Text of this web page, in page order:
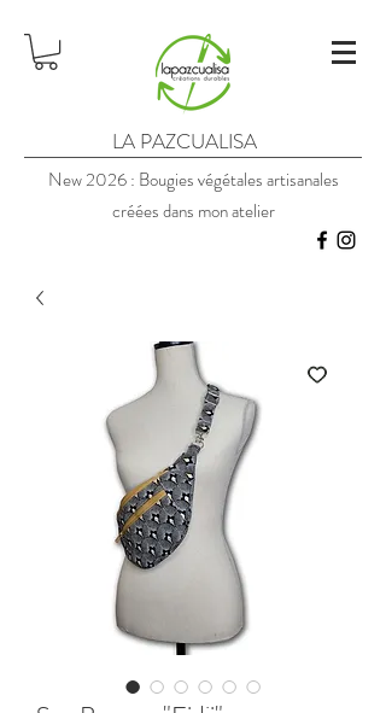
LA PAZCUALISA
New 2026 : Bougies végétales artisanales
créées dans mon atelier